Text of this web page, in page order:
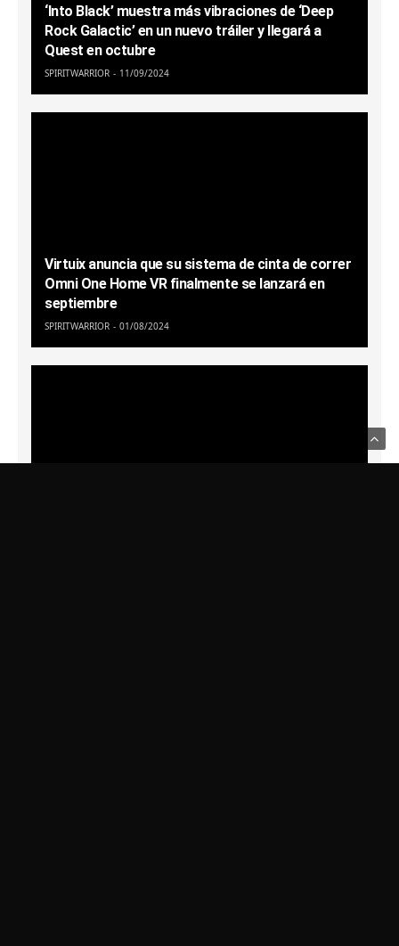
‘Into Black’ muestra más vibraciones de ‘Deep
Rock Galactic’ en un nuevo tráiler y llegará a
Quest en octubre
SPIRITWARRIOR 11/09/2024
Virtuix anuncia que su sistema de cinta de correr
Omni One Home VR finalmente se lanzará en
septiembre
SPIRITWARRIOR 01/08/2024